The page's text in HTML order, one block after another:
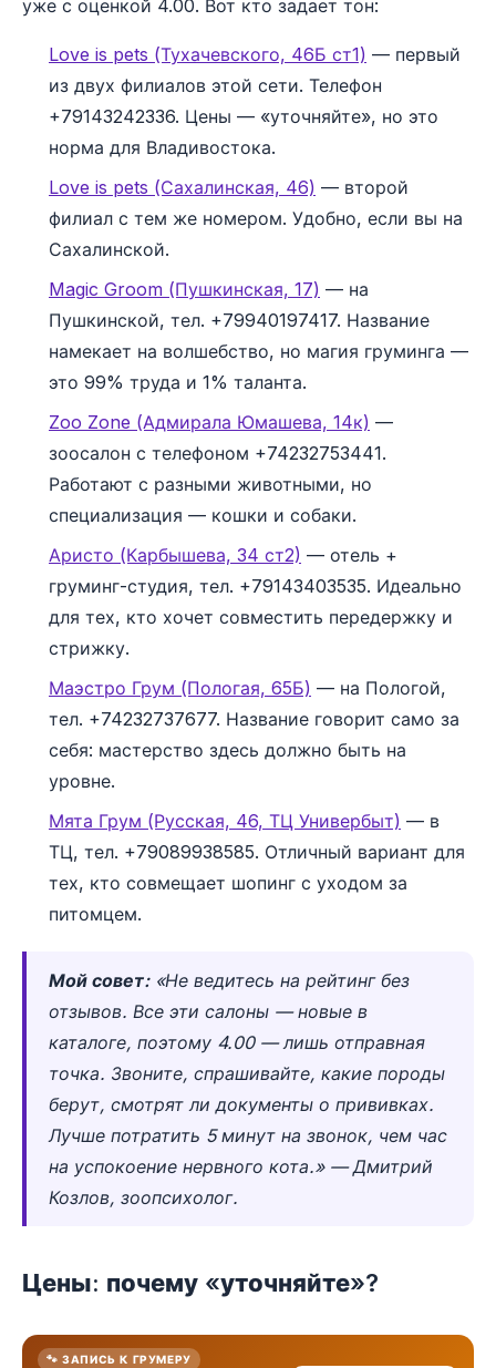
уже с оценкой 4.00. Вот кто задает тон:
Love is pets (Тухачевского, 46Б ст1) — первый
из двух филиалов этой сети. Телефон
+79143242336. Цены — «уточняйте», но это
норма для Владивостока.
Love is pets (Сахалинская, 46) — второй
филиал с тем же номером. Удобно, если вы на
Сахалинской.
Magic Groom (Пушкинская, 17) — на
Пушкинской, тел. +79940197417. Название
намекает на волшебство, но магия груминга —
это 99% труда и 1% таланта.
Zoo Zone (Адмирала Юмашева, 14к) —
зоосалон с телефоном +74232753441.
Работают с разными животными, но
специализация — кошки и собаки.
Аристо (Карбышева, 34 ст2) — отель +
груминг-студия, тел. +79143403535. Идеально
для тех, кто хочет совместить передержку и
стрижку.
Маэстро Грум (Пологая, 65Б) — на Пологой,
тел. +74232737677. Название говорит само за
себя: мастерство здесь должно быть на
уровне.
Мята Грум (Русская, 46, ТЦ Универбыт) — в
ТЦ, тел. +79089938585. Отличный вариант для
тех, кто совмещает шопинг с уходом за
питомцем.
Мой совет:«Не ведитесь на рейтинг без
отзывов. Все эти салоны — новые в
каталоге, поэтому 4.00 — лишь отправная
точка. Звоните, спрашивайте, какие породы
берут, смотрят ли документы о прививках.
Лучше потратить 5 минут на звонок, чем час
на успокоение нервного кота.» — Дмитрий
Козлов, зоопсихолог.
Цены: почему «уточняйте»?
🐾 ЗАПИСЬ К ГРУМЕРУ